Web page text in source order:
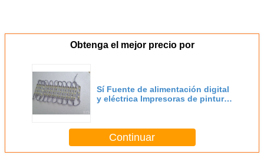
Obtenga el mejor precio por
Sí Fuente de alimentación digital
y eléctrica Impresoras de pintura
Continuar